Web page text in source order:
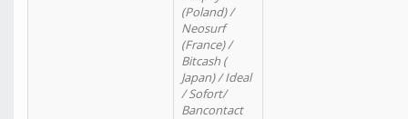
(Poland) /
Neosurf
(France) /
Bitcash (
Japan) / Ideal
/ Sofort/
Bancontact